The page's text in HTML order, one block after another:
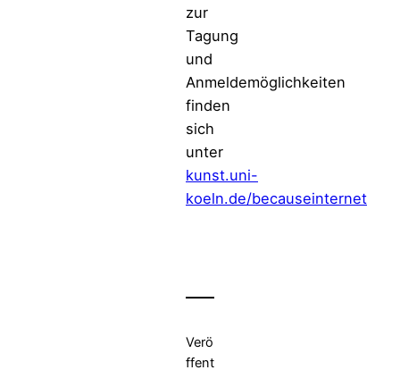
zur
Tagung
und
Anmeldemöglichkeiten
finden
sich
unter
kunst.uni-
koeln.de/becauseinternet
Verö
ffent